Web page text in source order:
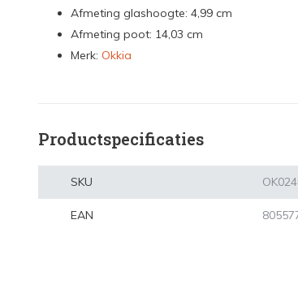
Afmeting glashoogte: 4,99 cm
Afmeting poot: 14,03 cm
Merk: Okkia
Productspecificaties
SKU
EAN